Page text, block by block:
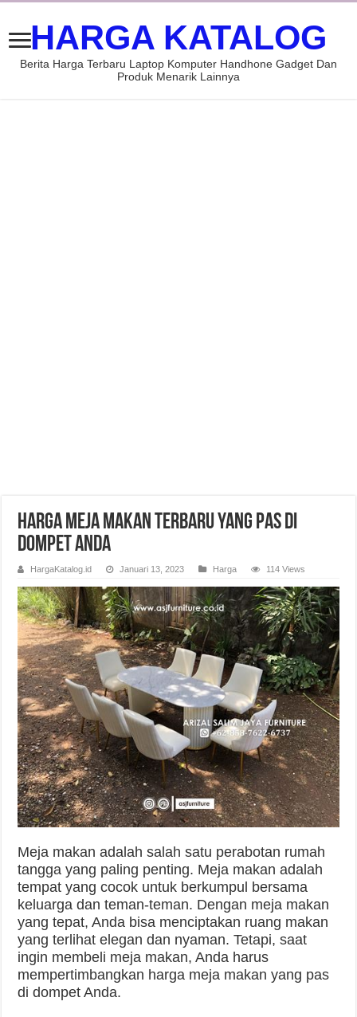
HARGA KATALOG
Berita Harga Terbaru Laptop Komputer Handhone Gadget Dan
Produk Menarik Lainnya
Harga Meja Makan Terbaru yang Pas di
Dompet Anda
HargaKatalog.id Januari 13, 2023 Harga 114 Views
Meja makan adalah salah satu perabotan rumah
tangga yang paling penting. Meja makan adalah
tempat yang cocok untuk berkumpul bersama
keluarga dan teman-teman. Dengan meja makan
yang tepat, Anda bisa menciptakan ruang makan
yang terlihat elegan dan nyaman. Tetapi, saat
ingin membeli meja makan, Anda harus
mempertimbangkan harga meja makan yang pas
di dompet Anda.